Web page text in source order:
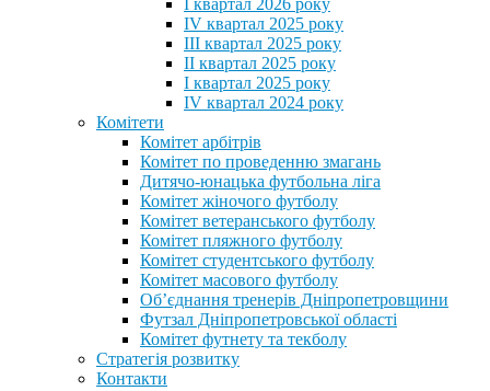
I квартал 2026 року
IV квартал 2025 року
III квартал 2025 року
II квартал 2025 року
I квартал 2025 року
IV квартал 2024 року
Комітети
Комітет арбітрів
Комітет по проведенню змагань
Дитячо-юнацька футбольна ліга
Комітет жіночого футболу
Комітет ветеранського футболу
Комітет пляжного футболу
Комітет студентського футболу
Комітет масового футболу
Обʼєднання тренерів Дніпропетровщини
Футзал Дніпропетровської області
Комітет футнету та текболу
Стратегія розвитку
Контакти